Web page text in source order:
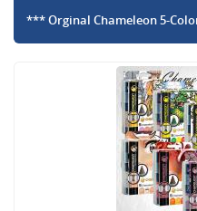
*** Orginal Chameleon 5-